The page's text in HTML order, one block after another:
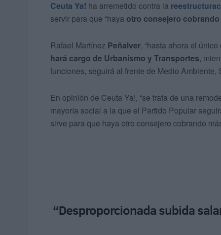
Ceuta Ya! ha arremetido contra la
servir para que “haya otro consejero cobrando
Rafael Martínez Peñalver, “hasta ahora el
hará cargo de Urbanismo y Transportes,
funciones, seguirá al frente de Medio
En opinión de Ceuta Ya!, “se trata de una
mayoría social a la que el Partido Popular
sirve para que haya otro consejero cobrando
“Desproporcionada subida